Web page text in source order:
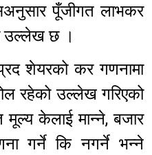
पूँजीगत लाभकर
उल्लेख छ ।
शेयरको कर गणनामा
रहेको उल्लेख गरिएको
केलाई मान्ने, बजार
गर्ने कि नगर्ने भन्ने